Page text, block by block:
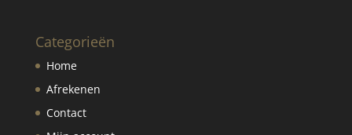
Categorieën
Home
Afrekenen
Contact